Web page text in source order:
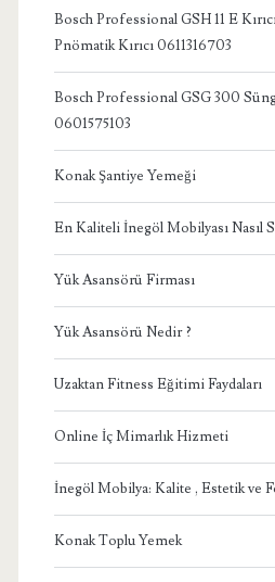
Bosch Professional GSH 11 E
Pnömatik Kırıcı 0611316703
Bosch Professional GSG 300
0601575103
Konak Şantiye Yemeği
En Kaliteli İnegöl Mobilyası Nasıl
Yük Asansörü Firması
Yük Asansörü Nedir ?
Uzaktan Fitness Eğitimi Faydaları
Online İç Mimarlık Hizmeti
İnegöl Mobilya: Kalite , Estetik ve
Konak Toplu Yemek